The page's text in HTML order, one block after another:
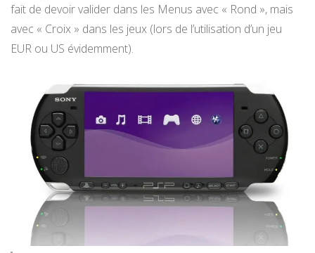
fait de devoir valider dans les Menus avec « Rond », mais
avec « Croix » dans les jeux (lors de l’utilisation d’un jeu
EUR ou US évidemment).